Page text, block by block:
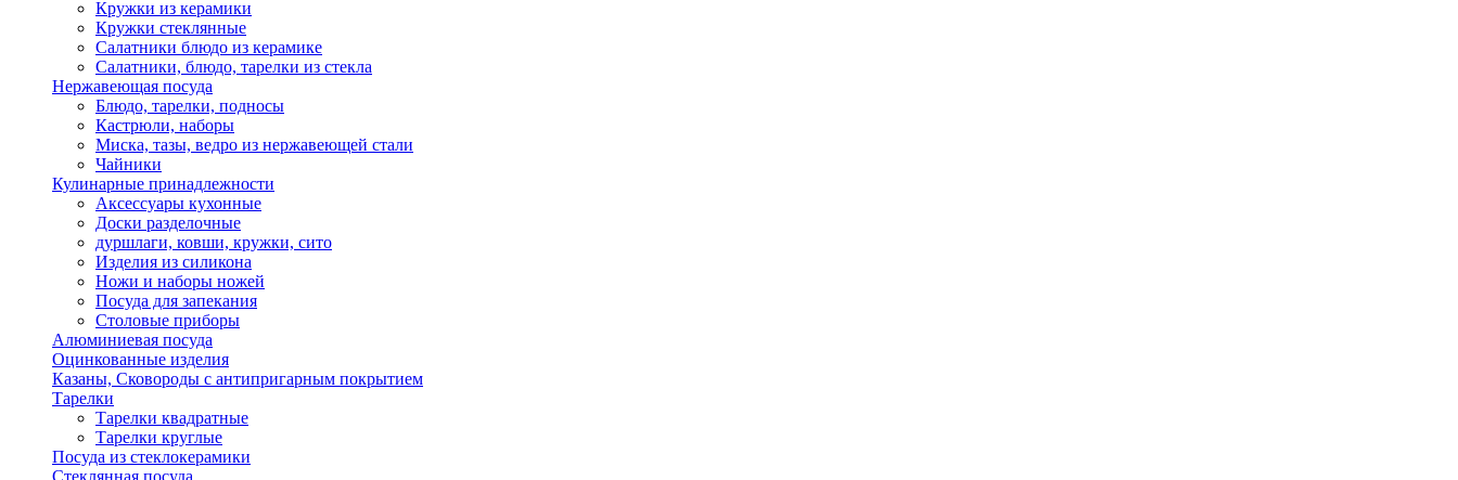
Кружки из керамики
Кружки стеклянные
Салатники блюдо из керамике
Салатники, блюдо, тарелки из стекла
Нержавеющая посуда
Блюдо, тарелки, подносы
Кастрюли, наборы
Миска, тазы, ведро из нержавеющей стали
Чайники
Кулинарные принадлежности
Аксессуары кухонные
Доски разделочные
дуршлаги, ковши, кружки, сито
Изделия из силикона
Ножи и наборы ножей
Посуда для запекания
Столовые приборы
Алюминиевая посуда
Оцинкованные изделия
Казаны, Сковороды с антипригарным покрытием
Тарелки
Тарелки квадратные
Тарелки круглые
Посуда из стеклокерамики
Стеклянная посуда